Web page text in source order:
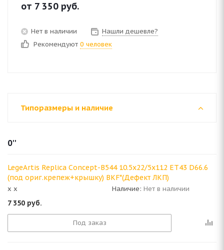
от 7 350 руб.
Нет в наличии
Нашли дешевле?
Рекомендуют 0 человек
Типоразмеры и наличие
0''
LegeArtis Replica Concept-B544 10.5x22/5x112 ET43 D66.6
(под ориг.крепеж+крышку) BKF*(Дефект ЛКП)
x x Наличие: Нет в наличии
7 350 руб.
Под заказ